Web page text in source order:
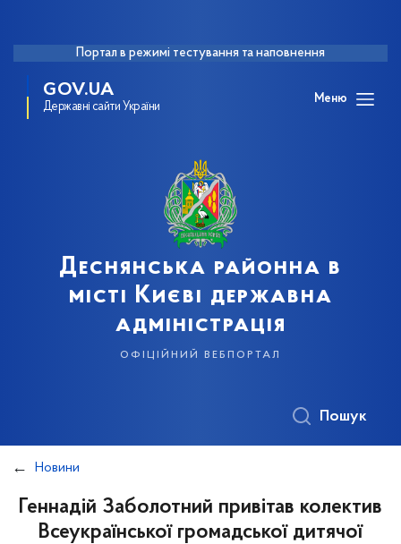
Портал в режимі тестування та наповнення
GOV.UA
Державні сайти України
Меню
Деснянська районна в
місті Києві державна
адміністрація
офіційний вебпортал
Пошук
Новини
Геннадій Заболотний привітав колектив
Всеукраїнської громадської дитячої